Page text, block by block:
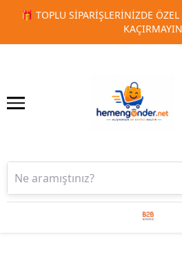
🚀 KURUMSAL
1 2